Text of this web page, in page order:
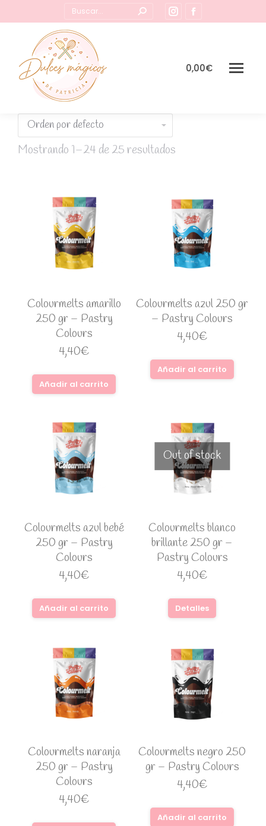
Buscar:
Instagram
page
new
page
in
0,00€
Mostrando 1–24 de 25 resultados
Colourmelts amarillo
250 gr – Pastry
Colours
4,40€
Añadir al carrito
Colourmelts azul 250 gr
– Pastry Colours
4,40€
Añadir al carrito
Colourmelts azul bebé
250 gr – Pastry
Colours
4,40€
Añadir al carrito
Out of stock
Colourmelts blanco
brillante 250 gr –
Pastry Colours
4,40€
Detalles
Colourmelts naranja
250 gr – Pastry
Colours
4,40€
Colourmelts negro 250
gr – Pastry Colours
4,40€
Añadir al carrito